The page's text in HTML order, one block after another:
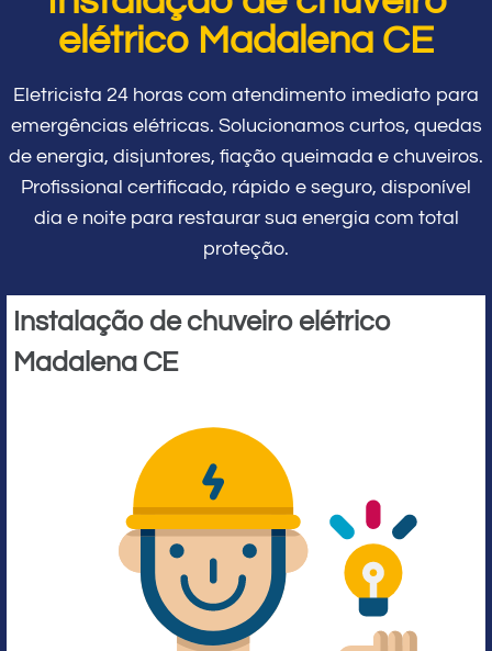
elétrico Madalena CE
Eletricista 24 horas com atendimento imediato para
emergências elétricas. Solucionamos curtos, quedas
de energia, disjuntores, fiação queimada e chuveiros.
Profissional certificado, rápido e seguro, disponível
dia e noite para restaurar sua energia com total
proteção.
Instalação de chuveiro elétrico
Madalena CE